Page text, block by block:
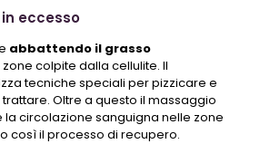
in eccesso
abbattendo il grasso
colpite dalla cellulite. Il
tecniche speciali per pizzicare e
Oltre a questo il massaggio
circolazione sanguigna nelle zone
così il processo di recupero.